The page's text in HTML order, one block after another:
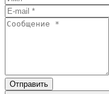
Отправить